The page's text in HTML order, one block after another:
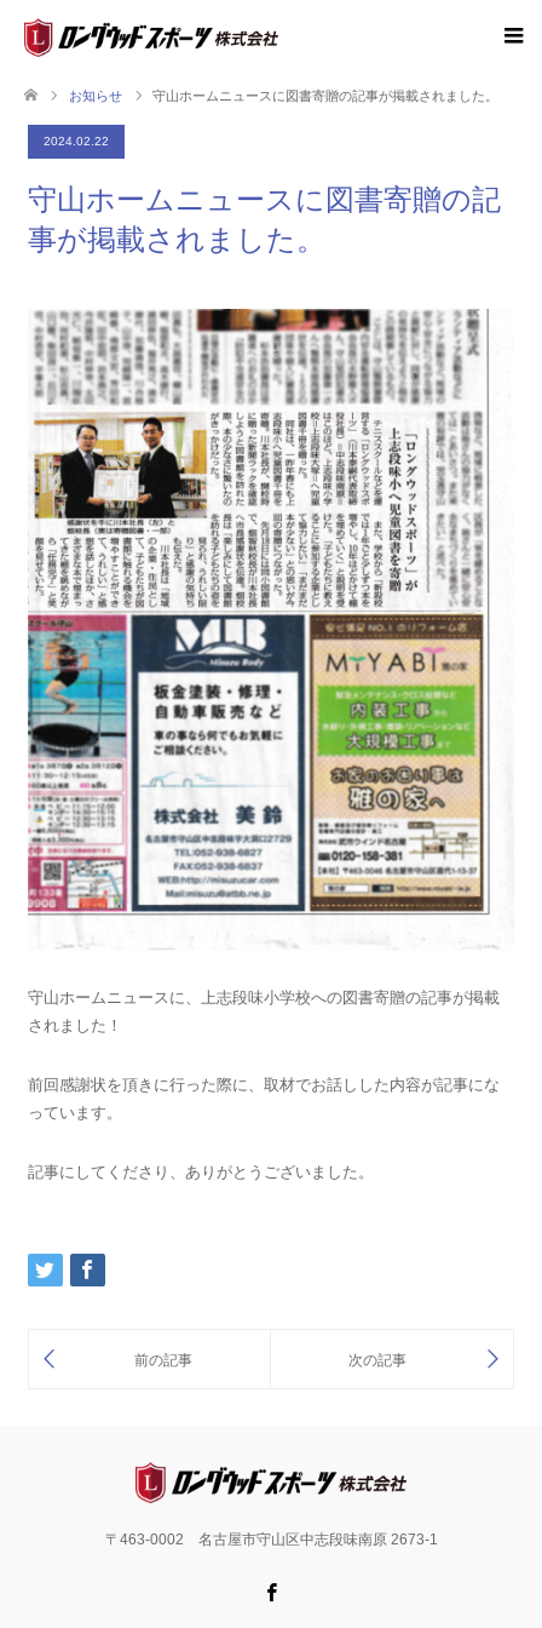
お知らせ 守山ホームニュースに図書寄贈の記事が掲載されました。
2024.02.22
守山ホームニュースに図書寄贈の記
事が掲載されました。
守山ホームニュースに、上志段味小学校への図書寄贈の記事が掲載
されました！
前回感謝状を頂きに行った際に、取材でお話しした内容が記事にな
っています。
記事にしてくださり、ありがとうございました。
〒463-0002 名古屋市守山区中志段味南原 2673-1